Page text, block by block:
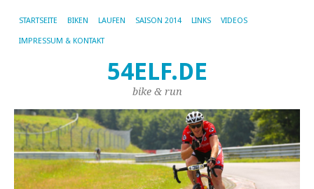
STARTSEITE BIKEN LAUFEN SAISON 2014 LINKS VIDEOS
IMPRESSUM & KONTAKT
54ELF.DE
bike & run